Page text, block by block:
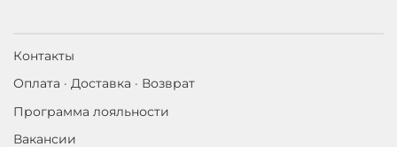
Контакты
Оплата · Доставка · Возврат
Программа лояльности
Вакансии